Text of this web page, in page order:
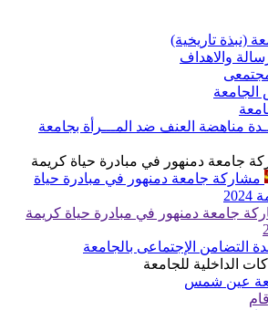
(نبذة تاريخية)
والاهداف
الجامعة
مناهضة العنف ضد المـــرأة بجامعة
جامعة دمنهور في مبادرة حياة كريمة
مشاركة جامعة دمنهور في مبادرة حياة
جامعة دمنهور في مبادرة حياة كريمة
التضامن الإجتماعى بالجامعة
الداخلية للجامعة
عين شمس